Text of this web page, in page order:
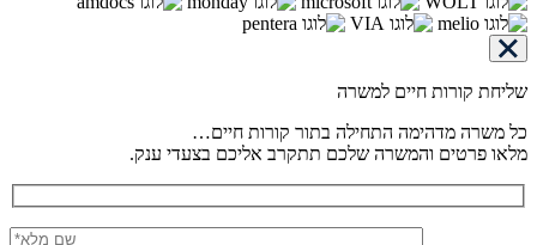
שליחת קורות חיים למשרה
כל משרה מדהימה התחילה בתור קורות חיים…
מלאו פרטים והמשרה שלכם תתקרב אליכם בצעדי ענק.